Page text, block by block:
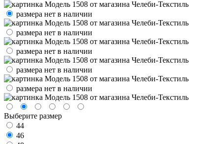
размера нет в наличии
размера нет в наличии
размера нет в наличии
размера нет в наличии
размера нет в наличии
Выберите размер
44
46